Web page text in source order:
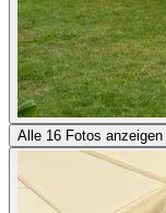
Alle 16 Fotos anzeigen